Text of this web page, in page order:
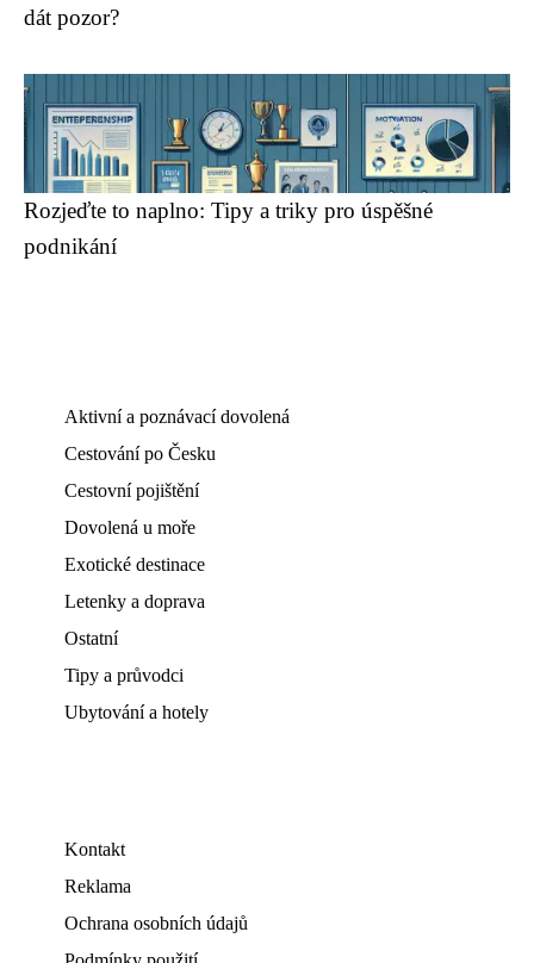
dát pozor?
Rozjeďte to naplno: Tipy a triky pro úspěšné
podnikání
Aktivní a poznávací dovolená
Cestování po Česku
Cestovní pojištění
Dovolená u moře
Exotické destinace
Letenky a doprava
Ostatní
Tipy a průvodci
Ubytování a hotely
Kontakt
Reklama
Ochrana osobních údajů